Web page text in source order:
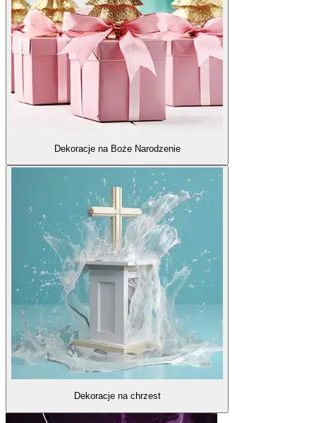
Dekoracje na Boże Narodzenie
Dekoracje na chrzest